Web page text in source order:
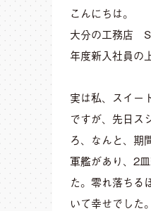
こんにちは。
大分の工務店
年度新入社員の
実は私、スイー
ですが、先日ス
ろ、なんと、期
軍艦があり、2
た。零れ落ちる
いて幸せでした